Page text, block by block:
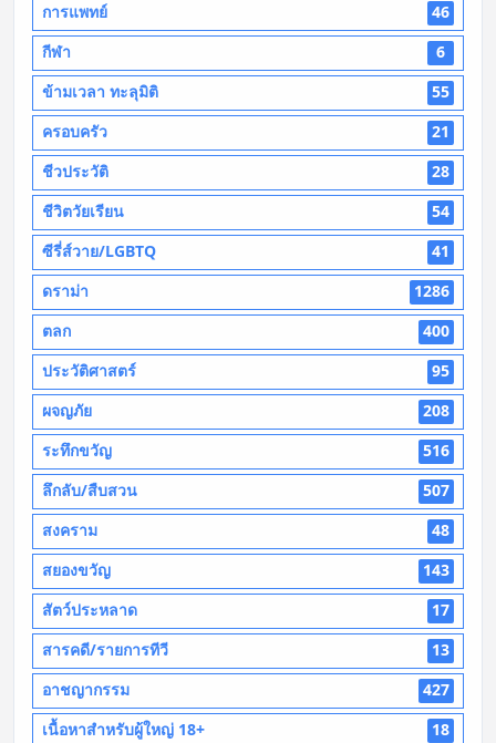
การแพทย์
46
กีฬา
6
ข้ามเวลา ทะลุมิติ
55
ครอบครัว
21
ชีวประวัติ
28
ชีวิตวัยเรียน
54
ซีรี่ส์วาย/LGBTQ
41
ดราม่า
1286
ตลก
400
ประวัติศาสตร์
95
ผจญภัย
208
ระทึกขวัญ
516
ลึกลับ/สืบสวน
507
สงคราม
48
สยองขวัญ
143
สัตว์ประหลาด
17
สารคดี/รายการทีวี
13
อาชญากรรม
427
เนื้อหาสำหรับผู้ใหญ่ 18+
18